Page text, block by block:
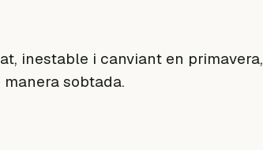
inestable i canviant en primavera,
sobtada.